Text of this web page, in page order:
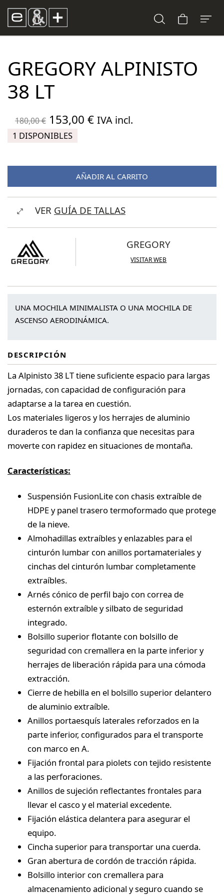
GREGORY ALPINISTO
38 LT
180,00€ El
precio
era:
180,00 €.
153,00 €El
es:
153,00 €.
IVA incl.
1 DISPONIBLES
AÑADIR AL CARRITO
VER GUÍA DE TALLAS
GREGORY
VISITAR WEB
UNA MOCHILA MINIMALISTA O UNA MOCHILA DE
ASCENSO AERODINÁMICA.
DESCRIPCIÓN
La Alpinisto 38 LT tiene suficiente espacio para largas
jornadas, con capacidad de configuración para
adaptarse a la tarea en cuestión.
Los materiales ligeros y los herrajes de aluminio
duraderos te dan la confianza que necesitas para
moverte con rapidez en situaciones de montaña.
Características:
Suspensión FusionLite con chasis extraíble de
HDPE y panel trasero termoformado que protege
de la nieve.
Almohadillas extraíbles y enlazables para el
cinturón lumbar con anillos portamateriales y
cinchas del cinturón lumbar completamente
extraíbles.
Arnés cónico de perfil bajo con correa de
esternón extraíble y silbato de seguridad
integrado.
Bolsillo superior flotante con bolsillo de
seguridad con cremallera en la parte inferior y
herrajes de liberación rápida para una cómoda
extracción.
Cierre de hebilla en el bolsillo superior delantero
de aluminio extraíble.
Anillos portaesquís laterales reforzados en la
parte inferior, configurados para el transporte
con marco en A.
Fijación frontal para piolets con tejido resistente
a las perforaciones.
Anillos de sujeción reflectantes frontales para
llevar el casco y el material excedente.
Fijación elástica delantera para asegurar el
equipo.
Cincha superior para transportar una cuerda.
Gran abertura de cordón de tracción rápida.
Bolsillo interior con cremallera para
almacenamiento adicional y seguro cuando se